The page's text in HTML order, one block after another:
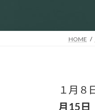
HOME
１月８
月15日